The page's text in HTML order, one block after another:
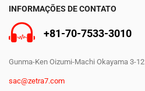
INFORMAÇÕES DE CONTATO
+81-70-7533-3010
Gunma-Ken Oizumi-Machi Okayama 3-12
sac@zetra7.com